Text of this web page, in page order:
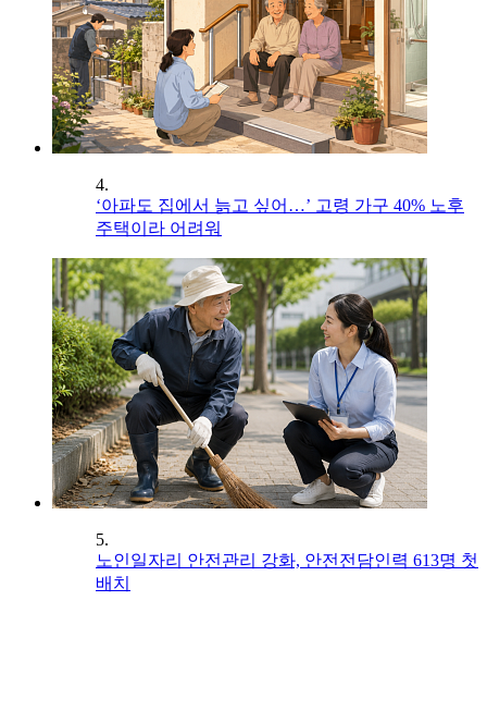
4.
‘아파도 집에서 늙고 싶어…’ 고령 가구 40% 노후
주택이라 어려워
5.
노인일자리 안전관리 강화, 안전전담인력 613명 첫
배치